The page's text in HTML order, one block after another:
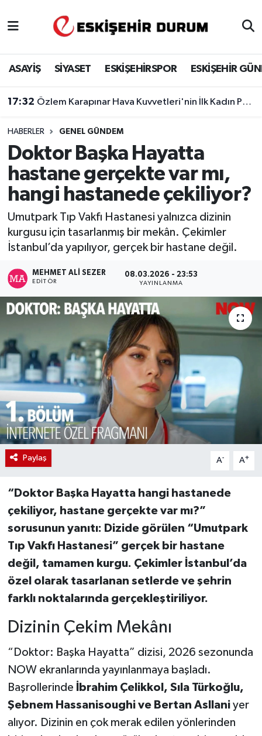
ASAYİŞ SİYASET ESKİŞEHİRSPOR ESKİŞEHİR
17:32 Özlem Karapınar Hava Kuvvetleri'nin İlk Kadın Paşası Oldu
HABERLER GENEL GÜNDEM
Doktor Başka Hayatta
hastane gerçekte var mı,
hangi hastanede çekiliyor?
Umutpark Tıp Vakfı Hastanesi yalnızca dizinin
kurgusu için tasarlanmış bir mekân. Çekimler
İstanbul’da yapılıyor, gerçek bir hastane değil.
MEHMET ALI SEZER
EDITÖR
08.03.2026 - 23:53
YAYINLANMA
Paylaş A- A+
“Doktor Başka Hayatta hangi hastanede
çekiliyor, hastane gerçekte var mı?”
sorusunun yanıtı: Dizide görülen “Umutpark
Tıp Vakfı Hastanesi” gerçek bir hastane
değil, tamamen kurgu. Çekimler İstanbul’da
özel olarak tasarlanan setlerde ve şehrin
farklı noktalarında gerçekleştiriliyor.
Dizinin Çekim Mekânı
“Doktor: Başka Hayatta” dizisi, 2026 sezonunda
NOW ekranlarında yayınlanmaya başladı.
Başrollerinde
İbrahim Çelikkol, Sıla Türkoğlu,
Şebnem Hassanisoughi ve Bertan Asllaniyer
alıyor. Dizinin en çok merak edilen yönlerinden
Eskişehir Hava Durumu
Eskişehir Namaz Vakitleri
Eskişehir Trafik Yoğunluk Haritası
Süper Lig Puan Durumu ve Fikstür
Tüm Manşetler
Son Dakika Haberleri
Haber Arşivi